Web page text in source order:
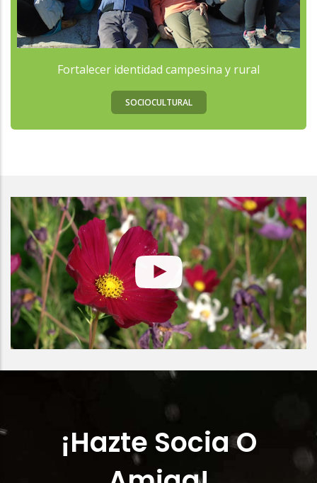
Fortalecer identidad campesina y rural
SOCIOCULTURAL
¡Hazte Socia O